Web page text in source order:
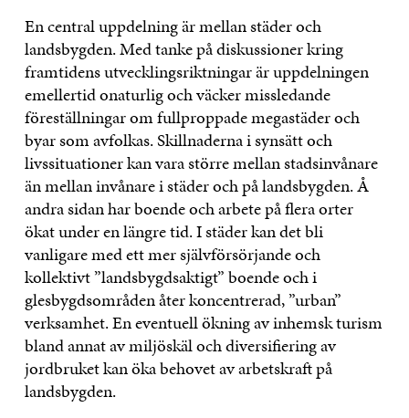
En central uppdelning är mellan städer och
landsbygden. Med tanke på diskussioner kring
framtidens utvecklingsriktningar är uppdelningen
emellertid onaturlig och väcker missledande
föreställningar om fullproppade megastäder och
byar som avfolkas. Skillnaderna i synsätt och
livssituationer kan vara större mellan stadsinvånare
än mellan invånare i städer och på landsbygden. Å
andra sidan har boende och arbete på flera orter
ökat under en längre tid. I städer kan det bli
vanligare med ett mer självförsörjande och
kollektivt ”landsbygdsaktigt” boende och i
glesbygdsområden åter koncentrerad, ”urban”
verksamhet. En eventuell ökning av inhemsk turism
bland annat av miljöskäl och diversifiering av
jordbruket kan öka behovet av arbetskraft på
landsbygden.